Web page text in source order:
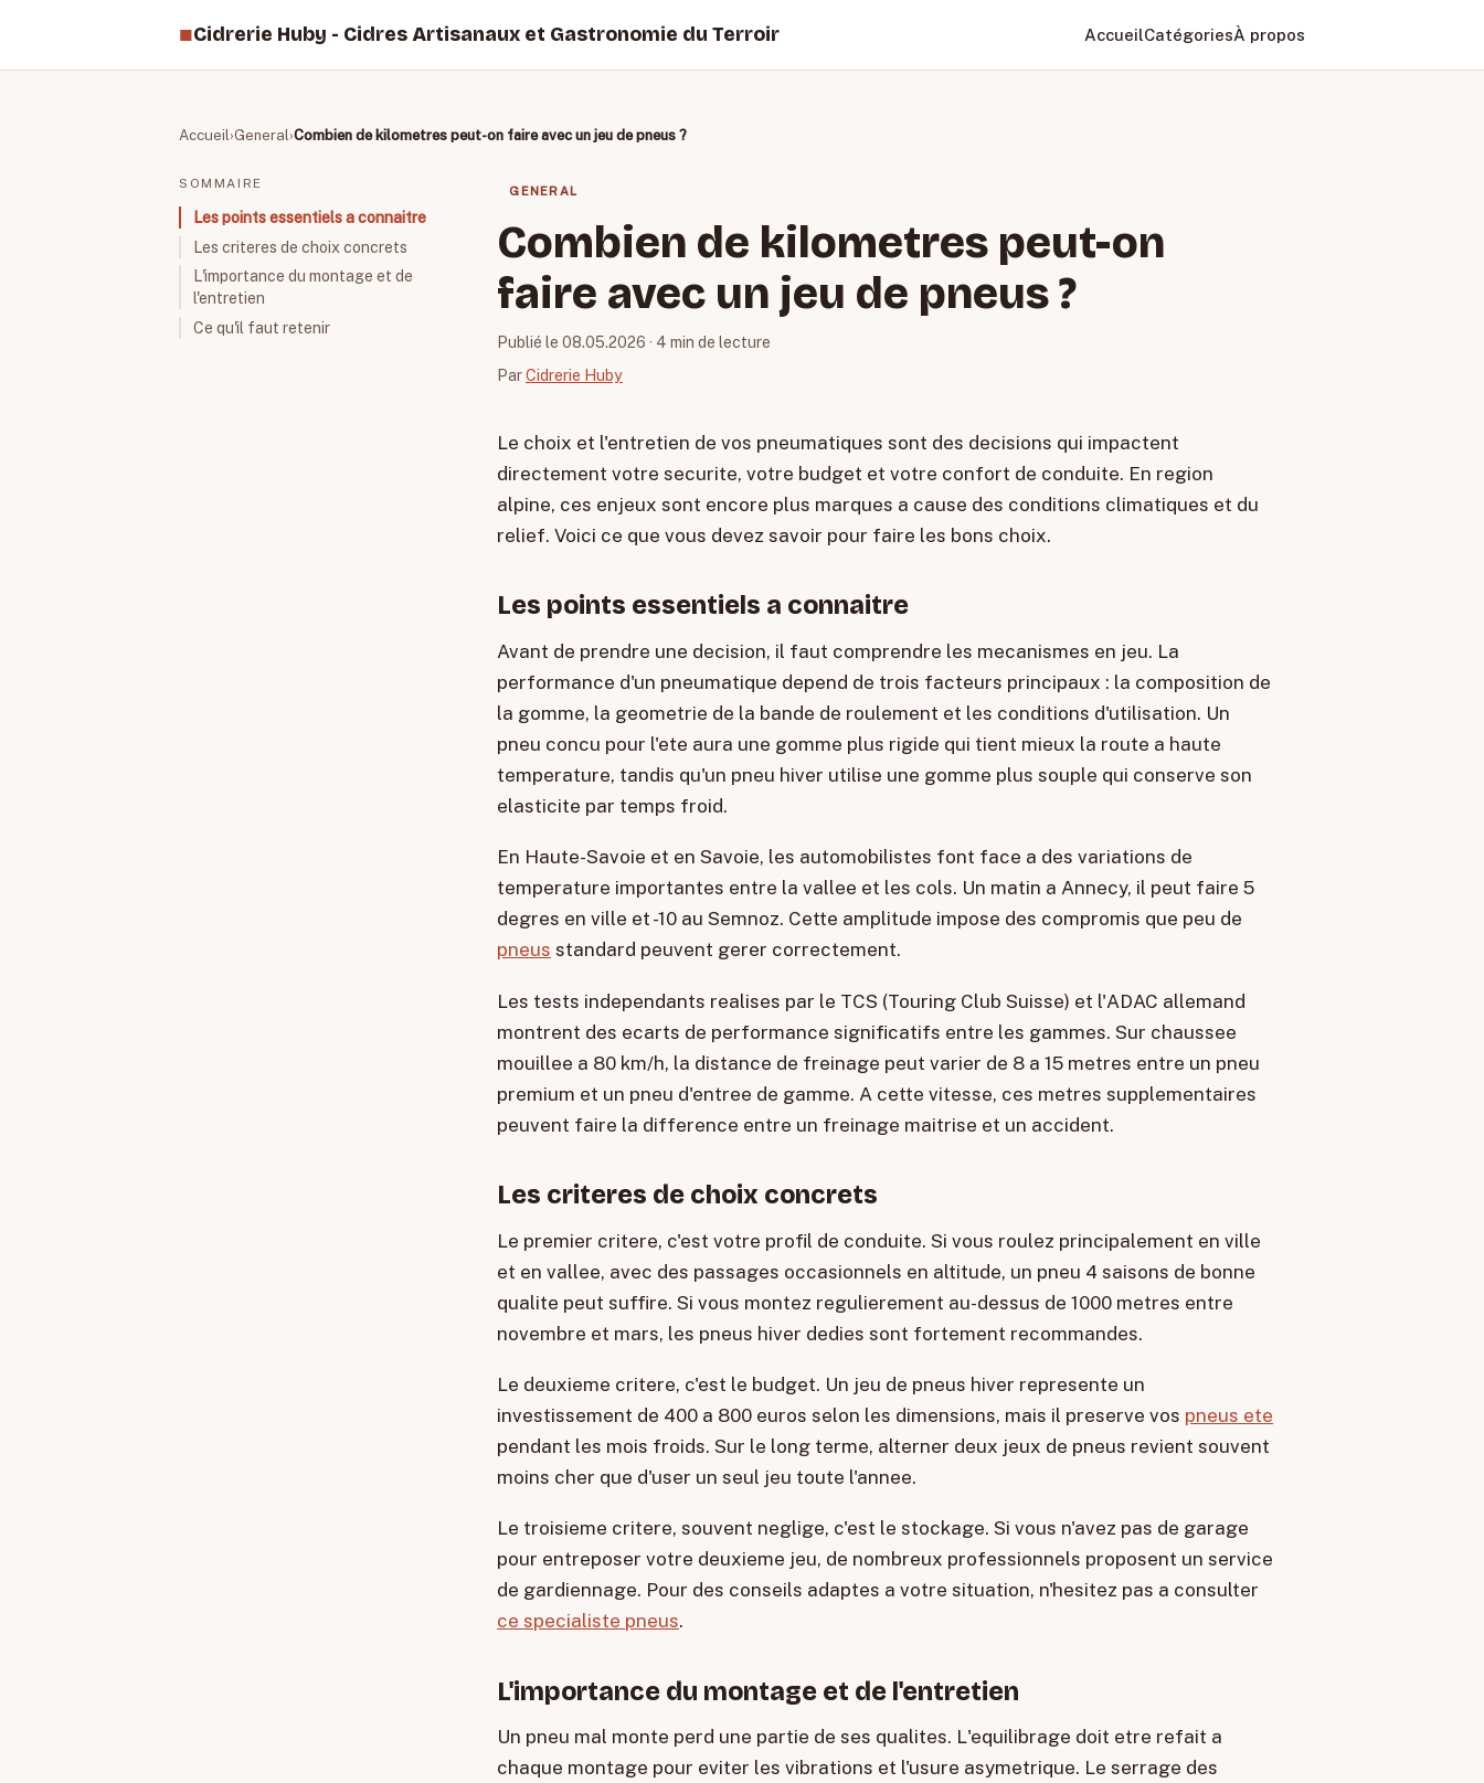
■Cidrerie Huby - Cidres Artisanaux et Gastronomie du Terroir AccueilCatégoriesÀ propos
Accueil General Combien de kilometres peut-on faire avec un jeu de pneus ?
SOMMAIRE
Les points essentiels a connaitre
Les criteres de choix concrets
L'importance du montage et de
l'entretien
Ce qu'il faut retenir
GENERAL
Combien de kilometres peut-on
faire avec un jeu de pneus ?
Publié le 08.05.2026 · 4 min de lecture
ParCidrerie Huby
Le choix et l'entretien de vos pneumatiques sont des decisions qui impactent
directement votre securite, votre budget et votre confort de conduite. En region
alpine, ces enjeux sont encore plus marques a cause des conditions climatiques et du
relief. Voici ce que vous devez savoir pour faire les bons choix.
Les points essentiels a connaitre
Avant de prendre une decision, il faut comprendre les mecanismes en jeu. La
performance d'un pneumatique depend de trois facteurs principaux : la composition de
la gomme, la geometrie de la bande de roulement et les conditions d'utilisation. Un
pneu concu pour l'ete aura une gomme plus rigide qui tient mieux la route a haute
temperature, tandis qu'un pneu hiver utilise une gomme plus souple qui conserve son
elasticite par temps froid.
En Haute-Savoie et en Savoie, les automobilistes font face a des variations de
temperature importantes entre la vallee et les cols. Un matin a Annecy, il peut faire 5
degres en ville et -10 au Semnoz. Cette amplitude impose des compromis que peu de
pneus standard peuvent gerer correctement.
Les tests independants realises par le TCS (Touring Club Suisse) et l'ADAC allemand
montrent des ecarts de performance significatifs entre les gammes. Sur chaussee
mouillee a 80 km/h, la distance de freinage peut varier de 8 a 15 metres entre un pneu
premium et un pneu d'entree de gamme. A cette vitesse, ces metres supplementaires
peuvent faire la difference entre un freinage maitrise et un accident.
Les criteres de choix concrets
Le premier critere, c'est votre profil de conduite. Si vous roulez principalement en ville
et en vallee, avec des passages occasionnels en altitude, un pneu 4 saisons de bonne
qualite peut suffire. Si vous montez regulierement au-dessus de 1000 metres entre
novembre et mars, les pneus hiver dedies sont fortement recommandes.
Le deuxieme critere, c'est le budget. Un jeu de pneus hiver represente un
investissement de 400 a 800 euros selon les dimensions, mais il preserve vos pneus ete
pendant les mois froids. Sur le long terme, alterner deux jeux de pneus revient souvent
moins cher que d'user un seul jeu toute l'annee.
Le troisieme critere, souvent neglige, c'est le stockage. Si vous n'avez pas de garage
pour entreposer votre deuxieme jeu, de nombreux professionnels proposent un service
de gardiennage. Pour des conseils adaptes a votre situation, n'hesitez pas a consulter
ce specialiste pneus.
L'importance du montage et de l'entretien
Un pneu mal monte perd une partie de ses qualites. L'equilibrage doit etre refait a
chaque montage pour eviter les vibrations et l'usure asymetrique. Le serrage des